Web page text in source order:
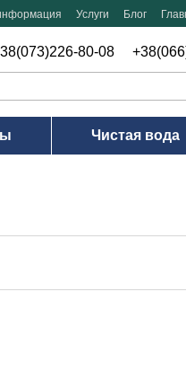
Услуги Блог
80-08
Чистая вода